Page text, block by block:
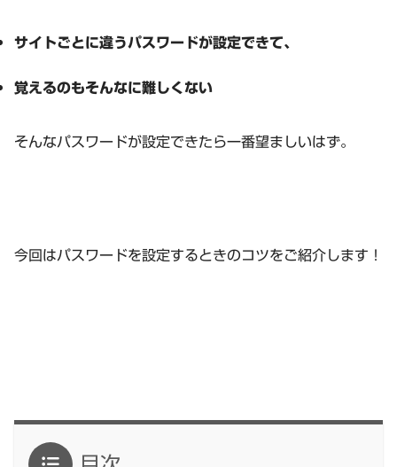
サイトごとに違うパスワードが設定できて、
覚えるのもそんなに難しくない
そんなパスワードが設定できたら一番望ましいはず。
今回はパスワードを設定するときのコツをご紹介します！